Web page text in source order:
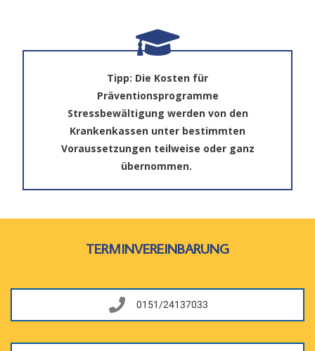
Tipp: Die Kosten für
Präventionsprogramme
Stressbewältigung werden von den
Krankenkassen unter bestimmten
Voraussetzungen teilweise oder ganz
übernommen.
TERMINVEREINBARUNG
0151/24137033